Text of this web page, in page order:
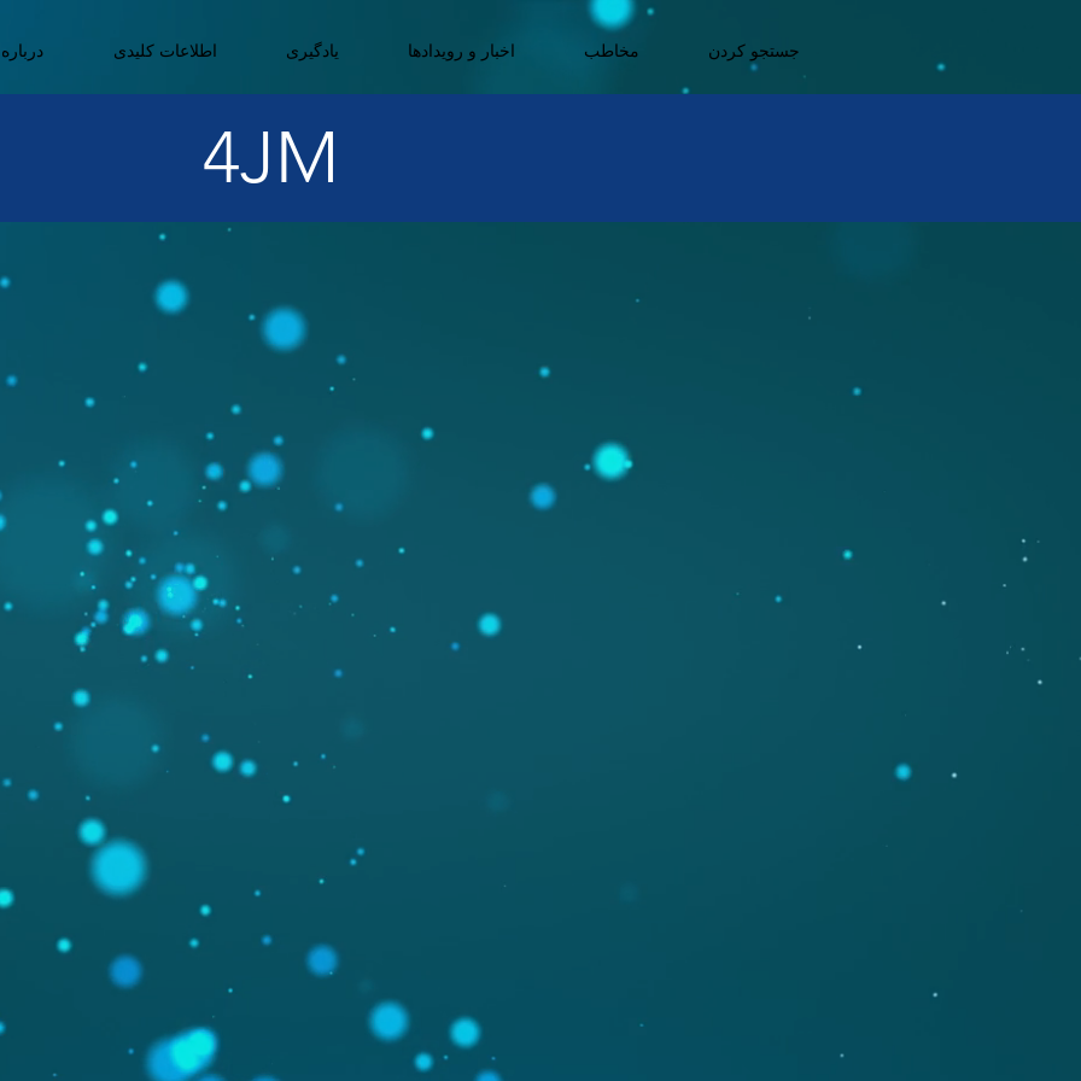
اطلاعات کلیدی یادگیری اخبار و رویدادها مخاطب جستجو کردن
4JM